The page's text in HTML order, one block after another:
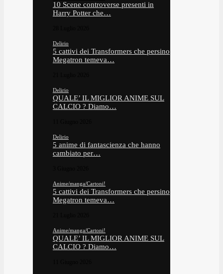
10 Scene controverse presenti in
Harry Potter che…
Delirio
5 cattivi dei Transformers che persino
Megatron temeva…
Delirio
QUALE’ IL MIGLIOR ANIME SUL
CALCIO ? Diamo…
Delirio
5 anime di fantascienza che hanno
cambiato per…
Anime/manga/Cartoni!
5 cattivi dei Transformers che persino
Megatron temeva…
Anime/manga/Cartoni!
QUALE’ IL MIGLIOR ANIME SUL
CALCIO ? Diamo…